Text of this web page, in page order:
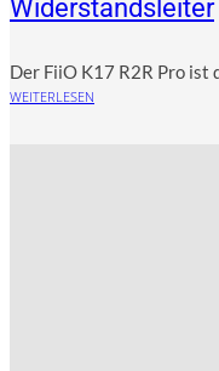
Widerstandsleiter
Der FiiO K17 R2R Pro ist
WEITERLESEN